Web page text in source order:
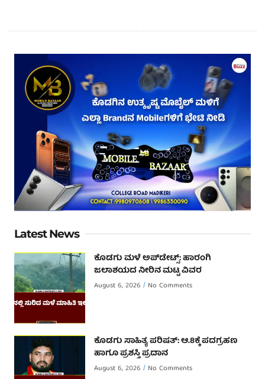
Latest News
ಕೊಡಗು ಮಳೆ ಅಪ್‌ಡೇಟ್ಸ್: ಹಾರಂಗಿ
ಜಲಾಶಯದ ನೀರಿನ ಮಟ್ಟ ವಿವರ
August 6, 2026 No Comments
ಕೊಡಗು ಸಾಹಿತ್ಯ ಪರಿಷತ್: ಆ.8ಕ್ಕೆ ಪದಗ್ರಹಣ
ಹಾಗೂ ಪ್ರಶಸ್ತಿ ಪ್ರದಾನ
August 6, 2026 No Comments